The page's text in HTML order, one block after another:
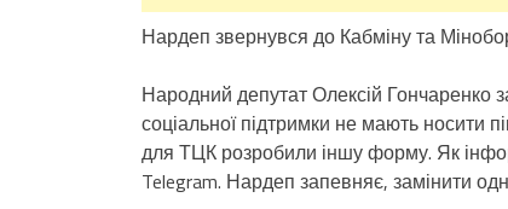
Нардеп звернувся до Кабміну та
Народний депутат Олексій Гончаренко
соціальної підтримки не мають носити
для ТЦК розробили іншу форму. Як
Telegram. Нардеп запевняє, замінити